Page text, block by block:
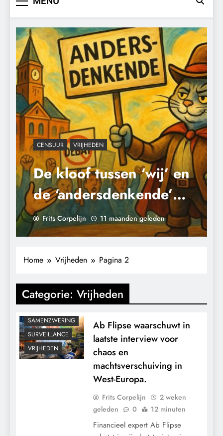
CENSUUR VRIJHEDEN
De kloof tussen ‘wij’ en
de ‘andersdenkende’:
Hoe het debat in
Nederland verstikt
raakt.
Frits Corpelijn 11 maanden geleden
Home Vrijheden Pagina 2
Categorie: Vrijheden
CENSUUR
CONTROLE
GEOPOLITIEK
GRONDRECHTEN
KLIMAATBEDROG
POLITIEK
RECHTSPRAAK
SAMENZWERING
SURVEILLANCE
VRIJHEDEN
Ab Flipse waarschuwt in
laatste interview voor
chaos en
machtsverschuiving in
West-Europa.
Frits Corpelijn
2 weken
geleden
0 12 minuten
Financieel expert Ab Flipse